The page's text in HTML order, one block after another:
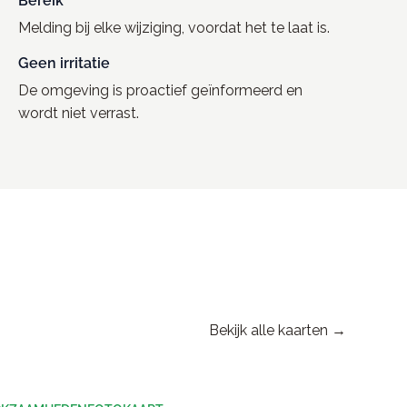
Melding bij elke wijziging, voordat het te laat is.
Geen irritatie
De omgeving is proactief geïnformeerd en
wordt niet verrast.
Bekijk alle kaarten →